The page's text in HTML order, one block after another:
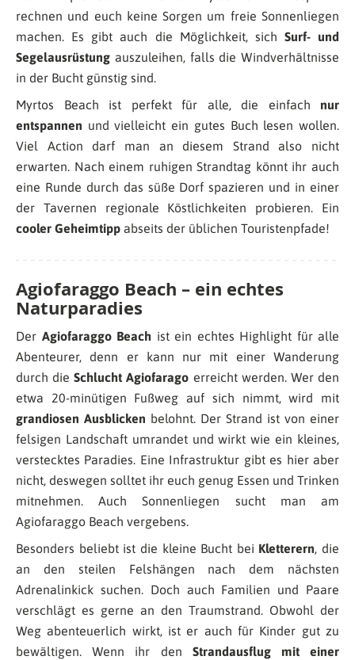
rechnen und euch keine Sorgen um freie Sonnenliegen
machen. Es gibt auch die Möglichkeit, sich Surf- und
Segelausrüstung auszuleihen, falls die Windverhältnisse
in der Bucht günstig sind.
Myrtos Beach ist perfekt für alle, die einfach nur
entspannen und vielleicht ein gutes Buch lesen wollen.
Viel Action darf man an diesem Strand also nicht
erwarten. Nach einem ruhigen Strandtag könnt ihr auch
eine Runde durch das süße Dorf spazieren und in einer
der Tavernen regionale Köstlichkeiten probieren. Ein
cooler Geheimtipp abseits der üblichen Touristenpfade!
Agiofaraggo Beach – ein echtes
Naturparadies
Der Agiofaraggo Beach ist ein echtes Highlight für alle
Abenteurer, denn er kann nur mit einer Wanderung
durch die Schlucht Agiofarago erreicht werden. Wer den
etwa 20-minütigen Fußweg auf sich nimmt, wird mit
grandiosen Ausblicken belohnt. Der Strand ist von einer
felsigen Landschaft umrandet und wirkt wie ein kleines,
verstecktes Paradies. Eine Infrastruktur gibt es hier aber
nicht, deswegen solltet ihr euch genug Essen und Trinken
mitnehmen. Auch Sonnenliegen sucht man am
Agiofaraggo Beach vergebens.
Besonders beliebt ist die kleine Bucht bei Kletterern, die
an den steilen Felshängen nach dem nächsten
Adrenalinkick suchen. Doch auch Familien und Paare
verschlägt es gerne an den Traumstrand. Obwohl der
Weg abenteuerlich wirkt, ist er auch für Kinder gut zu
bewältigen. Wenn ihr den Strandausflug mit einer